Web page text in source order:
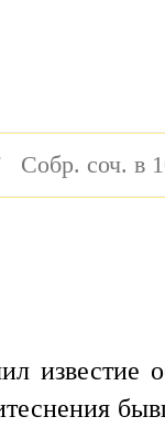
Собр. соч. в